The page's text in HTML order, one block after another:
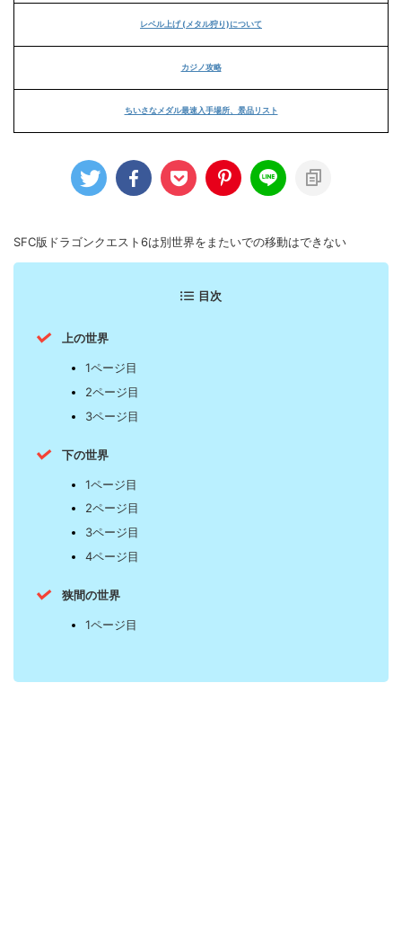
レベル上げ (メタル狩り)について
カジノ攻略
ちいさなメダル最速入手場所、景品リスト
SFC版ドラゴンクエスト6は別世界をまたいでの移動はできない
目次
上の世界
1ページ目
2ページ目
3ページ目
下の世界
1ページ目
2ページ目
3ページ目
4ページ目
狭間の世界
1ページ目